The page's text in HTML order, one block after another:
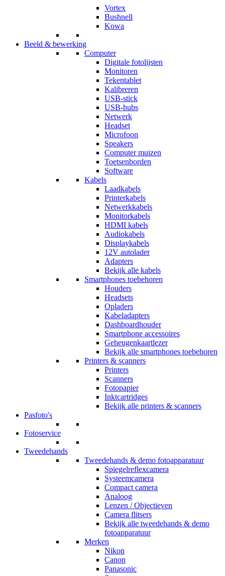
Vortex
Bushnell
Kowa
Beeld & bewerking
Computer
Digitale fotolijsten
Monitoren
Tekentablet
Kalibreren
USB-stick
USB-hubs
Netwerk
Headset
Microfoon
Speakers
Computer muizen
Toetsenborden
Software
Kabels
Laadkabels
Printerkabels
Netwerkkabels
Monitorkabels
HDMI kabels
Audiokabels
Displaykabels
12V autolader
Adapters
Bekijk alle kabels
Smartphones toebehoren
Houders
Headsets
Opladers
Kabeladapters
Dashboardhouder
Smartphone accessoires
Geheugenkaartlezer
Bekijk alle smartphones toebehoren
Printers & scanners
Printers
Scanners
Fotopapier
Inktcartridges
Bekijk alle printers & scanners
Pasfoto's
Fotoservice
Tweedehands
Tweedehands & demo fotoapparatuur
Spiegelreflexcamera
Systeemcamera
Compact camera
Analoog
Lenzen / Objectieven
Camera flitsers
Bekijk alle tweedehands & demo
fotoapparatuur
Merken
Nikon
Canon
Panasonic